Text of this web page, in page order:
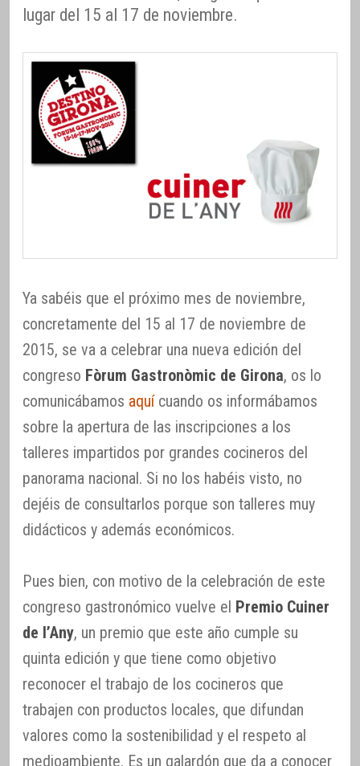
lugar del 15 al 17 de noviembre.
Ya sabéis que el próximo mes de noviembre,
concretamente del 15 al 17 de noviembre de
2015, se va a celebrar una nueva edición del
congreso Fòrum Gastronòmic de Girona, os lo
comunicábamos aquícuando os informábamos
sobre la apertura de las inscripciones a los
talleres impartidos por grandes cocineros del
panorama nacional. Si no los habéis visto, no
dejéis de consultarlos porque son talleres muy
didácticos y además económicos.
Pues bien, con motivo de la celebración de este
congreso gastronómico vuelve el Premio Cuiner
de l’Any, un premio que este año cumple su
quinta edición y que tiene como objetivo
reconocer el trabajo de los cocineros que
trabajen con productos locales, que difundan
valores como la sostenibilidad y el respeto al
medioambiente. Es un galardón que da a conocer